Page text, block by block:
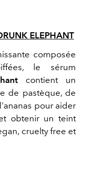
ELEPHANT
composée
le sérum
contient un
de pastèque, de
pour aider
obtenir un teint
cruelty free et